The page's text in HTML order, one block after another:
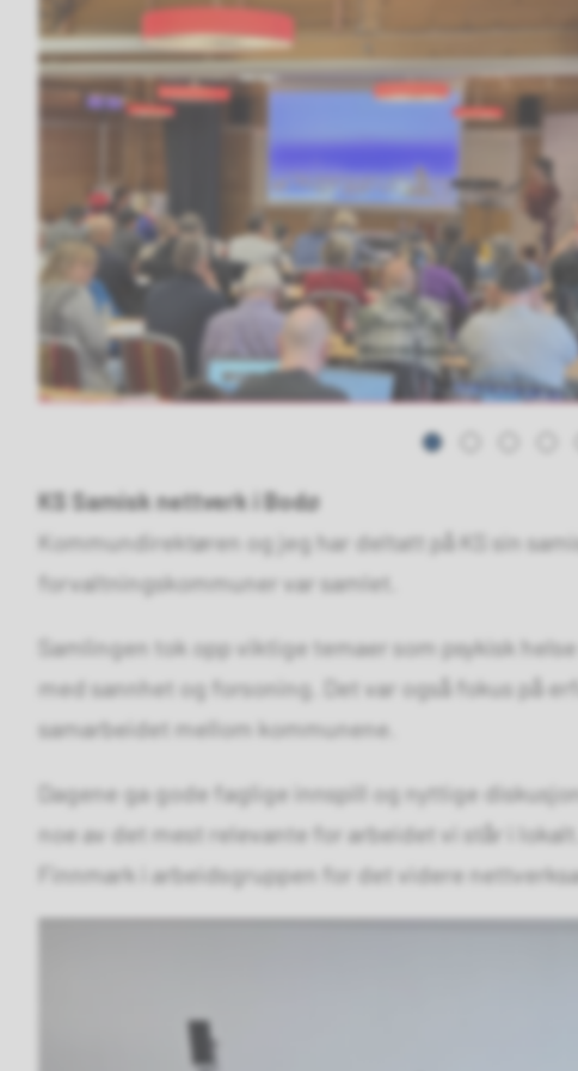
KS Samisk nettverk i Bodø
Kommundirektøren og jeg har deltatt på KS sin
forvaltningskommuner var samlet.
Samlingen tok opp viktige temaer som psykisk
med sannhet og forsoning. Det var også fokus på
samarbeidet mellom kommunene.
Dagene ga gode faglige innspill og nyttige
noe av det mest relevante for arbeidet vi står i
Finnmark i arbeidsgruppen for det videre